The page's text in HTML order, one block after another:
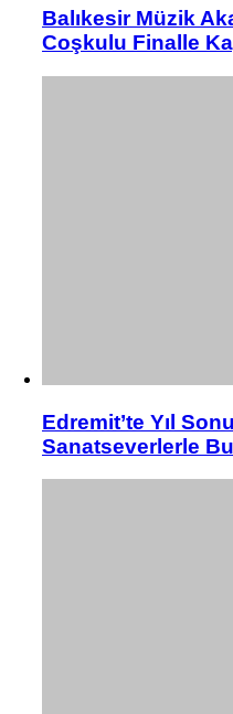
Balıkesir Müzik
Coşkulu Finalle
Edremit’te Yıl
Sanatseverlerle